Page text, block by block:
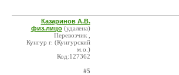
Казаринов А.В.
физ.лицо (удалена)
Перевозчик ,
Кунгур г. (Кунгурский
м.о.)
Код:127362
#5